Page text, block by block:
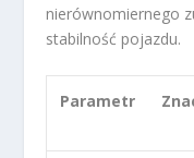
nierównomiernego
stabilność pojazdu.
Parametr